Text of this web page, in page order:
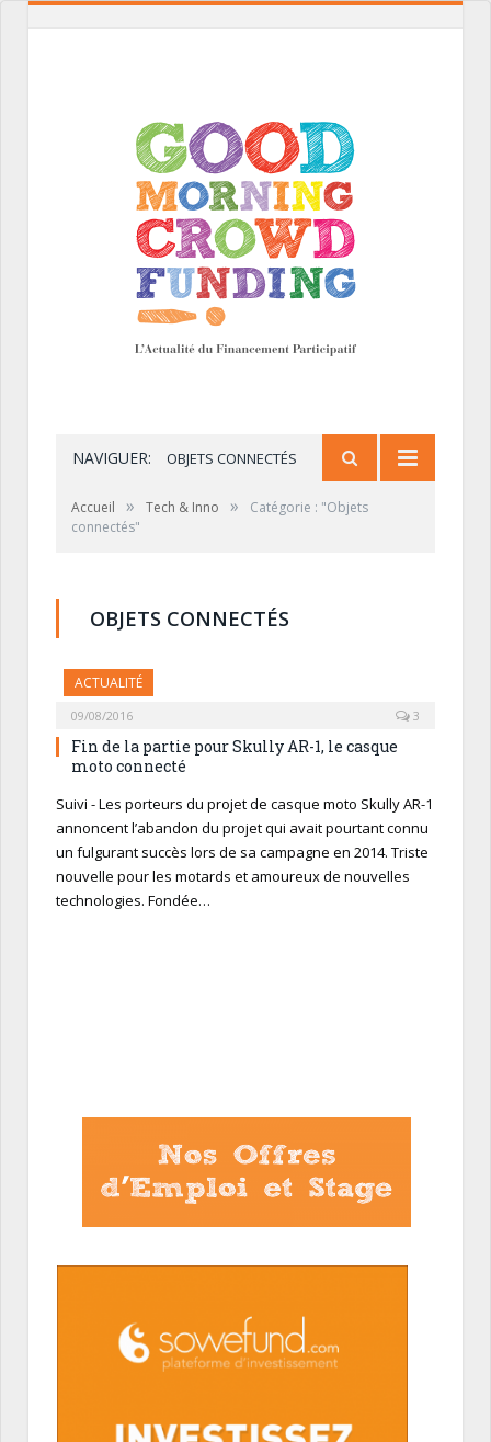
NAVIGUER: OBJETS CONNECTÉS
Accueil » Tech & Inno »
Catégorie : "Objets
connectés"
OBJETS CONNECTÉS
ACTUALITÉ
09/08/2016 3
Fin de la partie pour Skully AR-1, le casque
moto connecté
Suivi - Les porteurs du projet de casque moto Skully AR-1
annoncent l’abandon du projet qui avait pourtant connu
un fulgurant succès lors de sa campagne en 2014. Triste
nouvelle pour les motards et amoureux de nouvelles
technologies. Fondée…